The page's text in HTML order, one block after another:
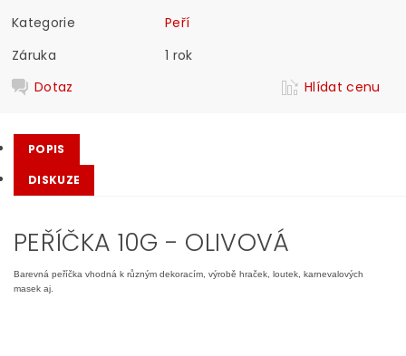
Kategorie
Peří
Záruka
1 rok
Dotaz
Hlídat cenu
POPIS
DISKUZE
PEŘÍČKA 10G - OLIVOVÁ
Barevná peříčka vhodná k různým dekoracím, výrobě hraček, loutek, karnevalových
masek aj.